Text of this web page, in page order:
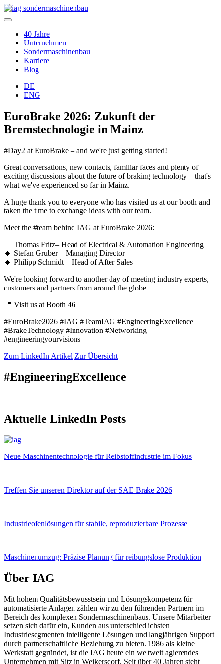
40 Jahre
Unternehmen
Sondermaschinenbau
Karriere
Blog
DE
ENG
EuroBrake 2026: Zukunft der
Bremstechnologie in Mainz
#Day2 at EuroBrake – and we're just getting started!
Great conversations, new contacts, familiar faces and plenty of
exciting discussions about the future of braking technology – that's
what we've experienced so far in Mainz.
A huge thank you to everyone who has visited us at our booth and
taken the time to exchange ideas with our team.
Meet the #team behind IAG at EuroBrake 2026:
🔹 Thomas Fritz– Head of Electrical & Automation Engineering
🔹 Stefan Gruber – Managing Director
🔹 Philipp Schmidt – Head of After Sales
We're looking forward to another day of meeting industry experts,
customers and partners from around the globe.
📍 Visit us at Booth 46
#EuroBrake2026 #IAG #TeamIAG #EngineeringExcellence
#BrakeTechnology #Innovation #Networking
#engineeringyourvisions
Zum LinkedIn Artikel Zur Übersicht
#EngineeringExcellence
Aktuelle LinkedIn Posts
Neue Maschinentechnologie für Reibstoffindustrie im Fokus
Treffen Sie unseren Direktor auf der SAE Brake 2026
Industrieofenlösungen für stabile, reproduzierbare Prozesse
Maschinenumzug: Präzise Planung für reibungslose Produktion
Über IAG
Mit hohem Qualitätsbewusstsein und Lösungskompetenz für
automatisierte Anlagen zählen wir zu den führenden Partnern im
Bereich des komplexen Sondermaschinenbaus. Unsere Mitarbeiter
setzen sich dafür ein, Kunden aus unterschiedlichsten
Industriesegmenten intelligente Lösungen und langjährigen Support
durch partnerschaftliche Beziehung zu bieten. 1986 als kleine
Werkstatt gegründet, ist die IAG heute ein weltweit agierendes
Unternehmen mit Sitz in Weikersdorf. Seit über 40 Jahren steht